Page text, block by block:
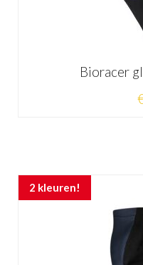
Bioracer
2 kleuren!